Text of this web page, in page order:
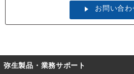
お問い合わ
弥生製品・業務サポート